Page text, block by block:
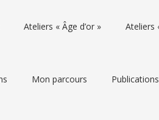
Ateliers « Âge d’or » Ateliers
Mon parcours Publications